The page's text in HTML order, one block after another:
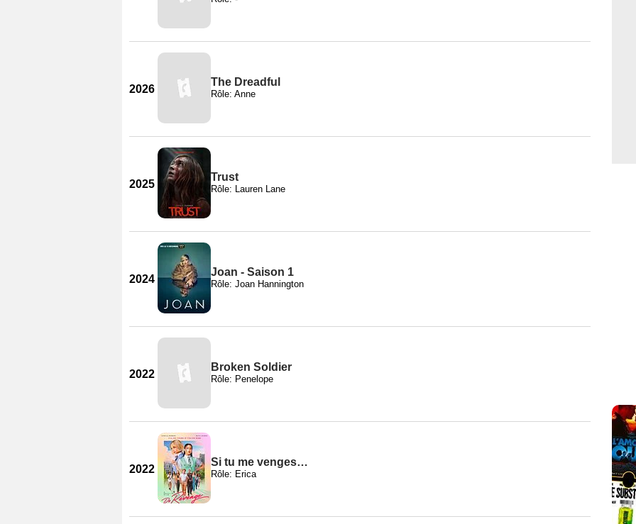
2026
The Dreadful
Rôle: Anne
2025
Trust
Rôle: Lauren Lane
2024
Joan - Saison 1
Rôle: Joan Hannington
2022
Broken Soldier
Rôle: Penelope
2022
Si tu me venges…
Rôle: Erica